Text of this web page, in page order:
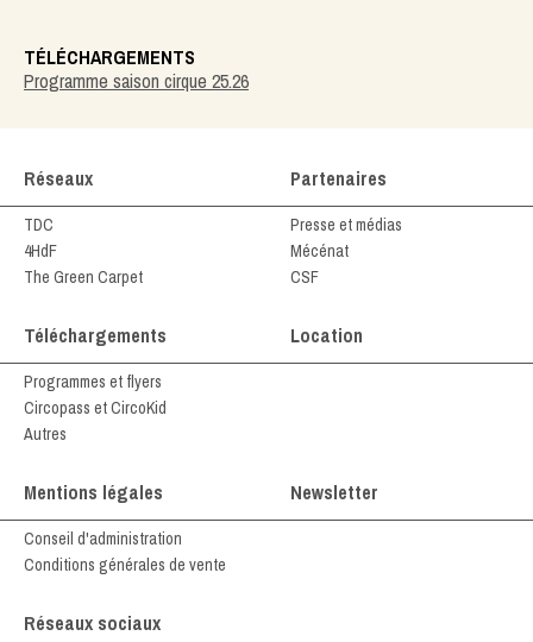
TÉLÉCHARGEMENTS
Programme saison cirque 25.26
Réseaux
TDC
4HdF
The Green Carpet
Partenaires
Presse et médias
Mécénat
CSF
Téléchargements
Programmes et flyers
Circopass et CircoKid
Autres
Location
Mentions légales
Conseil d'administration
Conditions générales de vente
Newsletter
Réseaux sociaux